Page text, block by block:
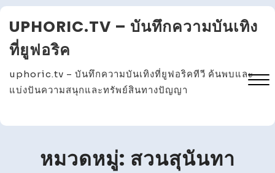
Skip
to
content
UPHORIC.TV – บันทึกความบันเทิง
ที่ยูฟอริค
uphoric.tv – บันทึกความบันเทิงที่ยูฟอริคทีวี ค้นพบและ
แบ่งปันความสนุกและทรัพย์สินทางปัญญา
Close
หมวดหมู่: สวนสุนันทา